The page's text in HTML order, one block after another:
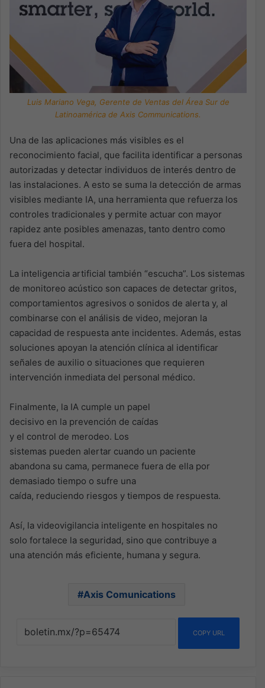
Luis Mariano Vega, Gerente de Ventas del Área Sur de
Latinoamérica de Axis Communications.
Una de las aplicaciones más visibles es el
reconocimiento facial, que facilita identificar a personas
autorizadas y detectar individuos de interés dentro de
las instalaciones. A esto se suma la detección de armas
visibles mediante IA, una herramienta que refuerza los
controles tradicionales y permite actuar con mayor
rapidez ante posibles amenazas, tanto dentro como
fuera del hospital.
La inteligencia artificial también “escucha”. Los sistemas
de monitoreo acústico son capaces de detectar gritos,
comportamientos agresivos o sonidos de alerta y, al
combinarse con el análisis de video, mejoran la
capacidad de respuesta ante incidentes. Además, estas
soluciones apoyan la atención clínica al identificar
señales de auxilio o situaciones que requieren
intervención inmediata del personal médico.
Finalmente, la IA cumple un papel
decisivo en la prevención de caídas
y el control de merodeo. Los
sistemas pueden alertar cuando un paciente
abandona su cama, permanece fuera de ella por
demasiado tiempo o sufre una
caída, reduciendo riesgos y tiempos de respuesta.
Así, la videovigilancia inteligente en hospitales no
solo fortalece la seguridad, sino que contribuye a
una atención más eficiente, humana y segura.
Axis Comunications
COPY URL